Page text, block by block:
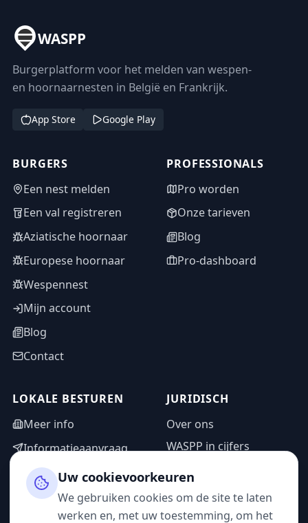
WASPP
Burgerplatform voor het melden van wespen-
en hoornaarnesten in België en Frankrijk.
App Store Google Play
BURGERS
Een nest melden
Een val registreren
Aziatische hoornaar
Europese hoornaar
Wespennest
Mijn account
Blog
Contact
PROFESSIONALS
Pro worden
Onze tarieven
Blog
Pro-dashboard
LOKALE BESTUREN
Meer info
Informatieaanvraag
Adminzone
JURIDISCH
Over ons
WASPP in cijfers
Privacybeleid
Gebruiksvoorwaarden
Uw cookievoorkeuren
We gebruiken cookies om de site te laten
werken en, met uw toestemming, om het